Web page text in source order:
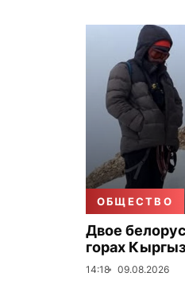
ОБЩЕСТВО
Двое
горах
14:18 09.08.2026